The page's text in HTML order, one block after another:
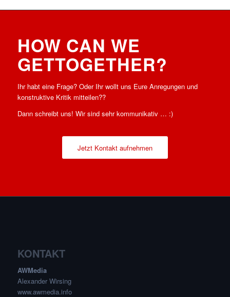
HOW CAN WE
GETTOGETHER?
Ihr habt eine Frage? Oder Ihr wollt uns Eure Anregungen und
konstruktive Kritik mitteilen??
Dann schreibt uns! Wir sind sehr kommunikativ … :)
Jetzt Kontakt aufnehmen
KONTAKT
AWMedia
Alexander Wirsing
www.awmedia.info